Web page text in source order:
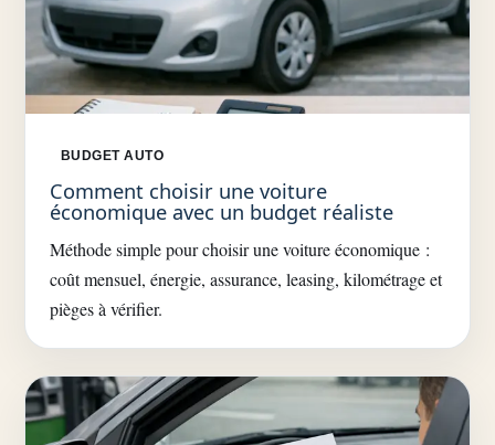
BUDGET AUTO
Comment choisir une voiture
économique avec un budget réaliste
Méthode simple pour choisir une voiture économique :
coût mensuel, énergie, assurance, leasing, kilométrage et
pièges à vérifier.